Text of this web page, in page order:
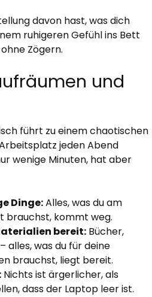
davon hast, was dich
ruhigeren Gefühl ins Bett
Zögern.
und
führt zu einem chaotischen
jeden Abend
wenige Minuten, hat aber
Dinge:Alles, was du am
brauchst, kommt weg.
bereit: Bücher,
alles, was du für deine
brauchst, liegt bereit.
Nichts ist ärgerlicher, als
dass der Laptop leer ist.